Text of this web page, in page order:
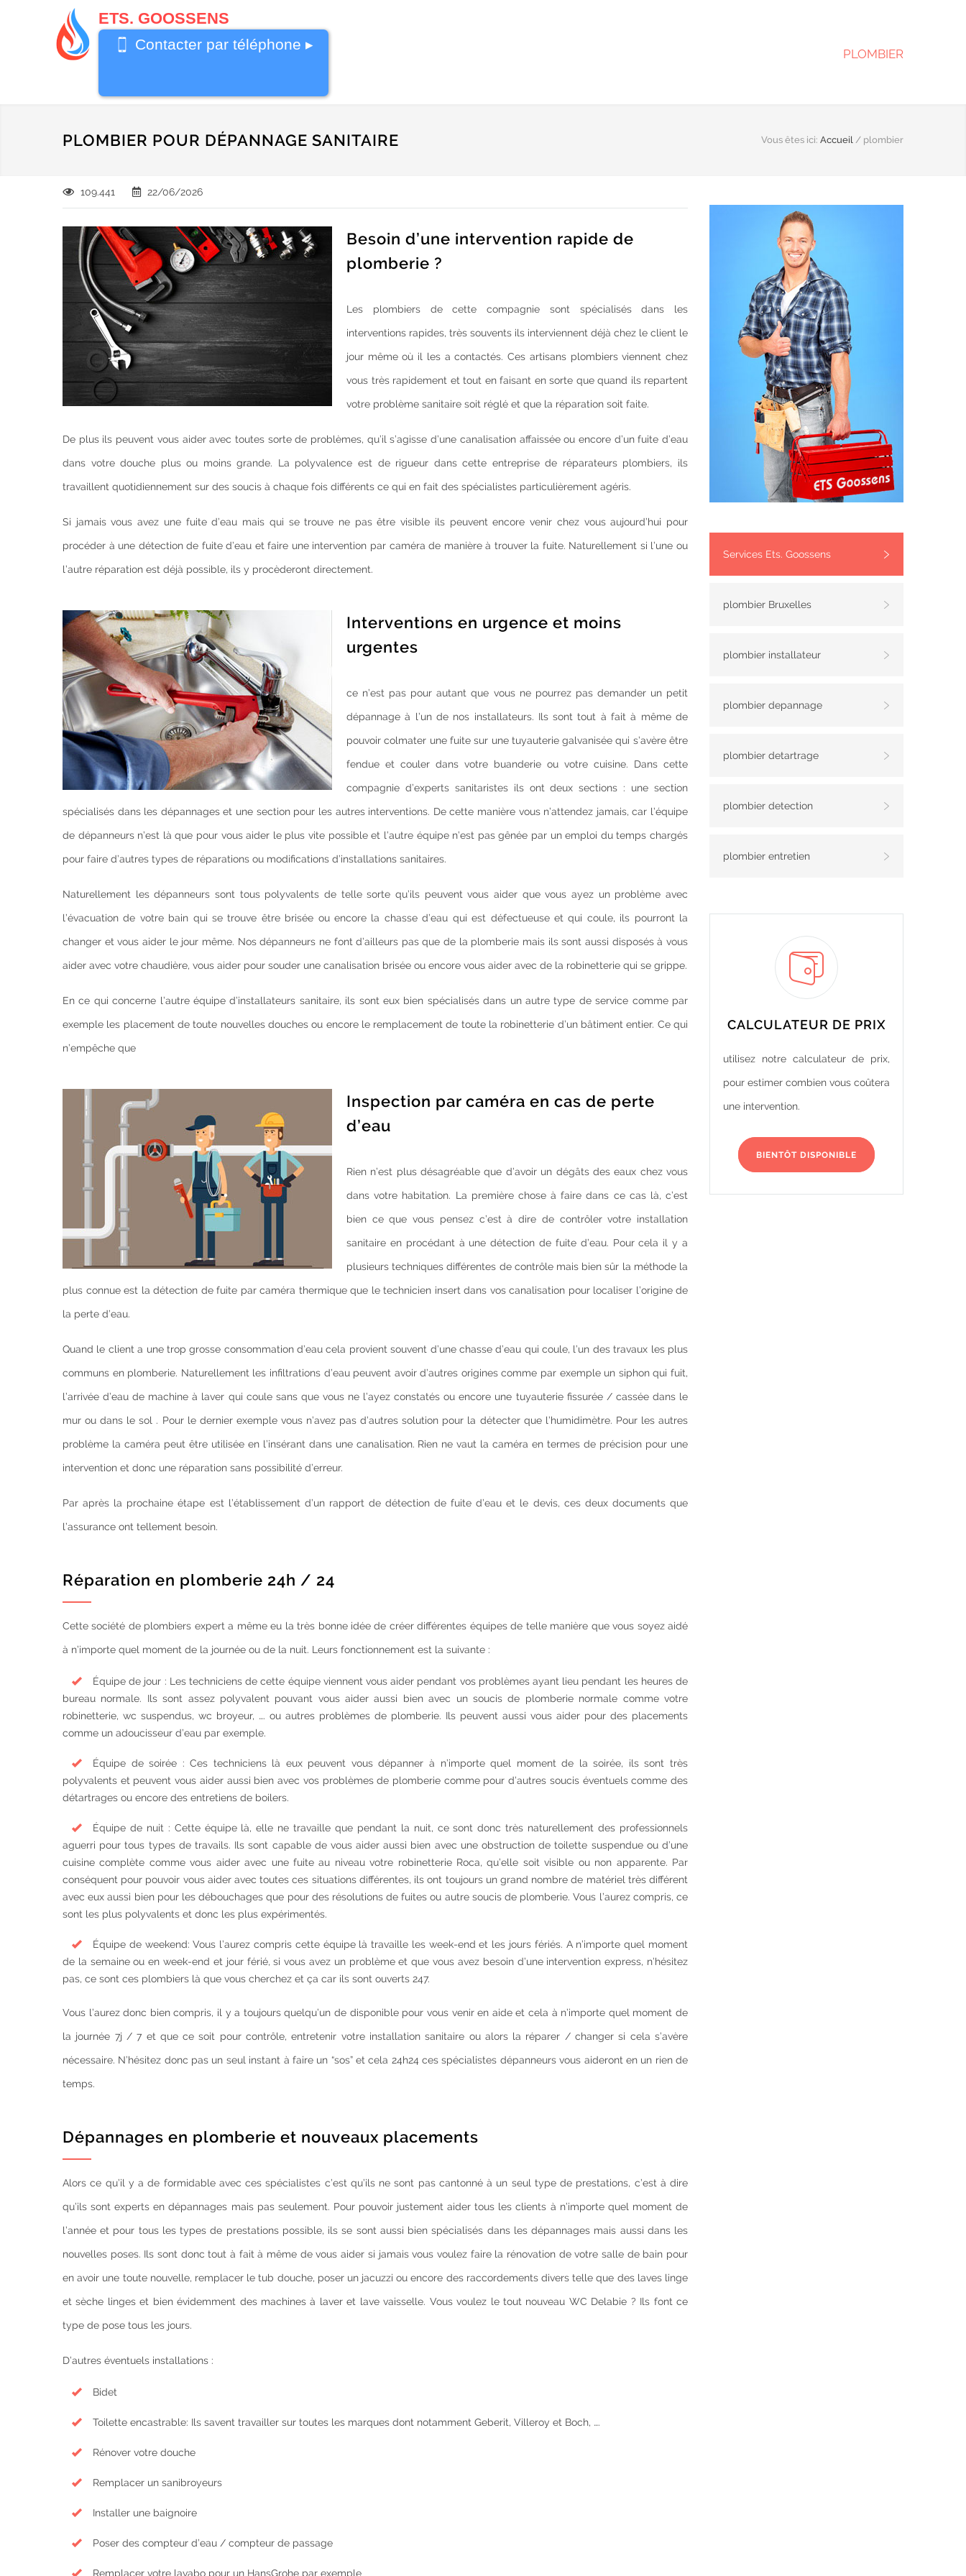
ETS. GOOSSENS
0485 58 62
Contacter par téléphone ▸
PLOMBIER
PLOMBIER POUR DÉPANNAGE SANITAIRE Vous êtes ici: Accueil / plombier
109.441 22/06/2026
Besoin d’une intervention rapide de
plomberie ?
Les plombiers de cette compagnie sont spécialisés dans les
interventions rapides, très souvents ils interviennent déjà chez le client le
jour même où il les a contactés. Ces artisans plombiers viennent chez
vous très rapidement et tout en faisant en sorte que quand ils repartent
votre problème sanitaire soit réglé et que la réparation soit faite.
De plus ils peuvent vous aider avec toutes sorte de problèmes, qu’il s’agisse d’une canalisation affaissée ou encore d’un fuite d’eau
dans votre douche plus ou moins grande. La polyvalence est de rigueur dans cette entreprise de réparateurs plombiers, ils
travaillent quotidiennement sur des soucis à chaque fois différents ce qui en fait des spécialistes particulièrement agéris.
Si jamais vous avez une fuite d’eau mais qui se trouve ne pas être visible ils peuvent encore venir chez vous aujourd’hui pour
procéder à une détection de fuite d’eau et faire une intervention par caméra de manière à trouver la fuite. Naturellement si l’une ou
l’autre réparation est déjà possible, ils y procèderont directement.
Interventions en urgence et moins
urgentes
ce n’est pas pour autant que vous ne pourrez pas demander un petit
dépannage à l’un de nos installateurs. Ils sont tout à fait à même de
pouvoir colmater une fuite sur une tuyauterie galvanisée qui s’avère être
fendue et couler dans votre buanderie ou votre cuisine. Dans cette
compagnie d’experts sanitaristes ils ont deux sections : une section
spécialisés dans les dépannages et une section pour les autres interventions. De cette manière vous n’attendez jamais, car l’équipe
de dépanneurs n’est là que pour vous aider le plus vite possible et l’autre équipe n’est pas gênée par un emploi du temps chargés
pour faire d’autres types de réparations ou modifications d’installations sanitaires.
Naturellement les dépanneurs sont tous polyvalents de telle sorte qu’ils peuvent vous aider que vous ayez un problème avec
l’évacuation de votre bain qui se trouve être brisée ou encore la chasse d’eau qui est défectueuse et qui coule, ils pourront la
changer et vous aider le jour même. Nos dépanneurs ne font d’ailleurs pas que de la plomberie mais ils sont aussi disposés à vous
aider avec votre chaudière, vous aider pour souder une canalisation brisée ou encore vous aider avec de la robinetterie qui se grippe.
En ce qui concerne l’autre équipe d’installateurs sanitaire, ils sont eux bien spécialisés dans un autre type de service comme par
exemple les placement de toute nouvelles douches ou encore le remplacement de toute la robinetterie d’un bâtiment entier. Ce qui
n’empêche que
Inspection par caméra en cas de perte
d’eau
Rien n’est plus désagréable que d’avoir un dégâts des eaux chez vous
dans votre habitation. La première chose à faire dans ce cas là, c’est
bien ce que vous pensez c’est à dire de contrôler votre installation
sanitaire en procédant à une détection de fuite d’eau. Pour cela il y a
plusieurs techniques différentes de contrôle mais bien sûr la méthode la
plus connue est la détection de fuite par caméra thermique que le technicien insert dans vos canalisation pour localiser l’origine de
la perte d’eau.
Quand le client a une trop grosse consommation d’eau cela provient souvent d’une chasse d’eau qui coule, l’un des travaux les plus
communs en plomberie. Naturellement les infiltrations d’eau peuvent avoir d’autres origines comme par exemple un siphon qui fuit,
l’arrivée d’eau de machine à laver qui coule sans que vous ne l’ayez constatés ou encore une tuyauterie fissurée / cassée dans le
mur ou dans le sol . Pour le dernier exemple vous n’avez pas d’autres solution pour la détecter que l’humidimètre. Pour les autres
problème la caméra peut être utilisée en l’insérant dans une canalisation. Rien ne vaut la caméra en termes de précision pour une
intervention et donc une réparation sans possibilité d’erreur.
Par après la prochaine étape est l’établissement d’un rapport de détection de fuite d’eau et le devis, ces deux documents que
l’assurance ont tellement besoin.
Réparation en plomberie 24h / 24
Cette société de plombiers expert a même eu la très bonne idée de créer différentes équipes de telle manière que vous soyez aidé
à n’importe quel moment de la journée ou de la nuit. Leurs fonctionnement est la suivante :
Équipe de jour : Les techniciens de cette équipe viennent vous aider pendant vos problèmes ayant lieu pendant les heures de
bureau normale. Ils sont assez polyvalent pouvant vous aider aussi bien avec un soucis de plomberie normale comme votre
robinetterie, wc suspendus, wc broyeur, …. ou autres problèmes de plomberie. Ils peuvent aussi vous aider pour des placements
comme un adoucisseur d’eau par exemple.
Équipe de soirée : Ces techniciens là eux peuvent vous dépanner à n’importe quel moment de la soirée, ils sont très
polyvalents et peuvent vous aider aussi bien avec vos problèmes de plomberie comme pour d’autres soucis éventuels comme des
détartrages ou encore des entretiens de boilers.
Équipe de nuit : Cette équipe là, elle ne travaille que pendant la nuit, ce sont donc très naturellement des professionnels
aguerri pour tous types de travails. Ils sont capable de vous aider aussi bien avec une obstruction de toilette suspendue ou d’une
cuisine complète comme vous aider avec une fuite au niveau votre robinetterie Roca, qu’elle soit visible ou non apparente. Par
conséquent pour pouvoir vous aider avec toutes ces situations différentes, ils ont toujours un grand nombre de matériel très différent
avec eux aussi bien pour les débouchages que pour des résolutions de fuites ou autre soucis de plomberie. Vous l’aurez compris, ce
sont les plus polyvalents et donc les plus expérimentés.
Équipe de weekend: Vous l’aurez compris cette équipe là travaille les week-end et les jours fériés. A n’importe quel moment
de la semaine ou en week-end et jour férié, si vous avez un problème et que vous avez besoin d’une intervention express, n’hésitez
pas, ce sont ces plombiers là que vous cherchez et ça car ils sont ouverts 247.
Vous l’aurez donc bien compris, il y a toujours quelqu’un de disponible pour vous venir en aide et cela à n’importe quel moment de
la journée 7j / 7 et que ce soit pour contrôle, entretenir votre installation sanitaire ou alors la réparer / changer si cela s’avère
nécessaire. N’hésitez donc pas un seul instant à faire un “sos” et cela 24h24 ces spécialistes dépanneurs vous aideront en un rien de
temps.
Dépannages en plomberie et nouveaux placements
Alors ce qu’il y a de formidable avec ces spécialistes c’est qu’ils ne sont pas cantonné à un seul type de prestations, c’est à dire
qu’ils sont experts en dépannages mais pas seulement. Pour pouvoir justement aider tous les clients à n’importe quel moment de
l’année et pour tous les types de prestations possible, ils se sont aussi bien spécialisés dans les dépannages mais aussi dans les
nouvelles poses. Ils sont donc tout à fait à même de vous aider si jamais vous voulez faire la rénovation de votre salle de bain pour
en avoir une toute nouvelle, remplacer le tub douche, poser un jacuzzi ou encore des raccordements divers telle que des laves linge
et sèche linges et bien évidemment des machines à laver et lave vaisselle. Vous voulez le tout nouveau WC Delabie ? Ils font ce
type de pose tous les jours.
D’autres éventuels installations :
Bidet
Toilette encastrable: Ils savent travailler sur toutes les marques dont notamment Geberit, Villeroy et Boch, ….
Rénover votre douche
Remplacer un sanibroyeurs
Installer une baignoire
Poser des compteur d’eau / compteur de passage
Remplacer votre lavabo pour un HansGrohe par exemple
Services Ets. Goossens
plombier Bruxelles
plombier installateur
plombier depannage
plombier detartrage
plombier detection
plombier entretien
CALCULATEUR DE PRIX
utilisez notre calculateur de prix,
pour estimer combien vous coûtera
une intervention.
BIENTÔT DISPONIBLE